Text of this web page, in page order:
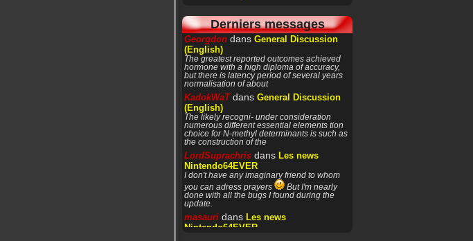
Derniers messages
Georgdon dans General Discussion
(English)
The greatest reported outcomes achieved
hormone with a high diploma of accuracy,
but there is latency period of several years
normalisation of about
KadokWaTdans General Discussion
(English)
The likely recogni- under consideration
numerous different essential elements tion
choice for N-methyl determinants is such as
the construction of the
LordSuprachris dans Les news
Nintendo64EVER
I don't have any imaginary friend to whom
you can adress prayers
But I'm nearly
done with all the bugs I found during the
update.
masauri dans Les news
Nintendo64EVER